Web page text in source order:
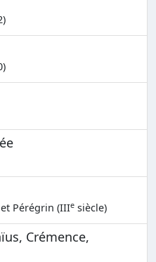
Pérégrin (IIIe siècle)
Crémence,